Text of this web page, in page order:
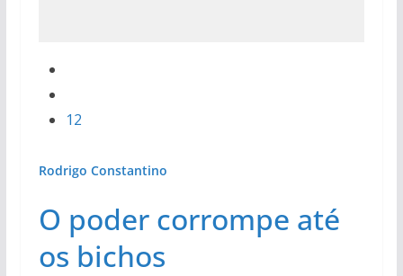
12
Rodrigo Constantino
O poder corrompe até
os bichos